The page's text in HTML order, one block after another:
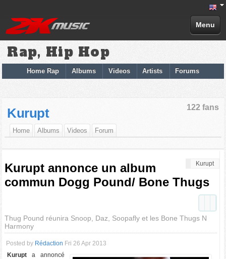
Menu
Rap, Hip Hop
Home Rap Albums Videos Artists Forums
122 fans
Kurupt
Home Albums Videos Forum
Kurupt
Kurupt annonce un album
commun Dogg Pound/ Bone Thugs
Thug Pound réunira Snoop, Daz, Soopafly et les Bone Thugs N
Harmony
Posted by Rédaction Fri 26 Apr 2013
Kurupt a annoncé